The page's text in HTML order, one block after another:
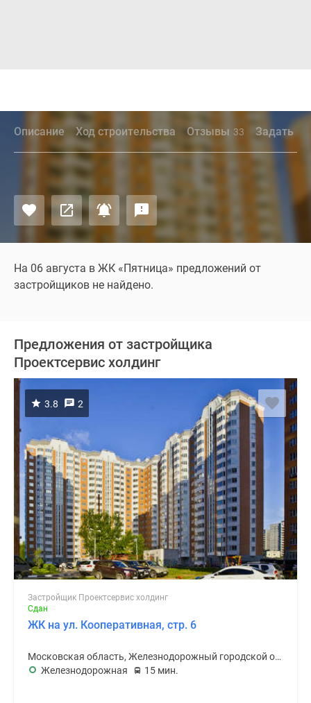
Описание Ход строительства Отзывы 33 Задать
На 06 августа в ЖК «Пятница» предложений от
застройщиков не найдено.
Предложения от застройщика
Проектсервис холдинг
3.8 2
Застройщик Проектсервис холдинг
Сдан
ЖК на ул. Кооперативная, стр. 6
Московская область, Железнодорожный городской округ
Железнодорожная
15 мин.